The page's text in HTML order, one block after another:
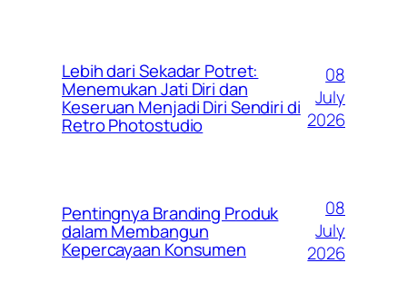
Lebih dari Sekadar Potret:
Menemukan Jati Diri dan
Keseruan Menjadi Diri Sendiri di
Retro Photostudio
08
July
2026
Pentingnya Branding Produk
dalam Membangun
Kepercayaan Konsumen
08
July
2026